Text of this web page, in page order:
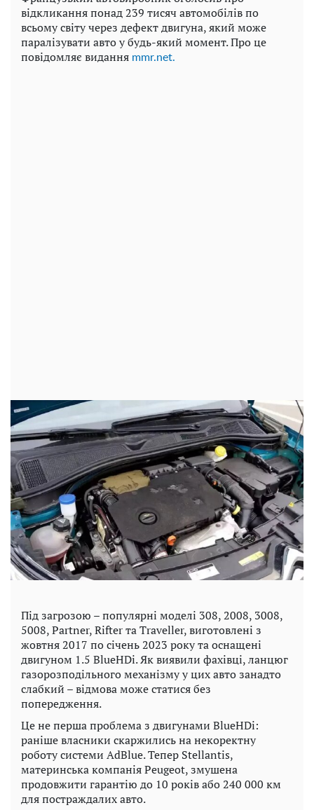
відкликання понад 239 тисяч автомобілів по
всьому світу через дефект двигуна, який може
паралізувати авто у будь-який момент. Про це
повідомляє видання mmr.net.
Під загрозою – популярні моделі 308, 2008, 3008,
5008, Partner, Rifter та Traveller, виготовлені з
жовтня 2017 по січень 2023 року та оснащені
двигуном 1.5 BlueHDi. Як виявили фахівці, ланцюг
газорозподільного механізму у цих авто занадто
слабкий – відмова може статися без
попередження.
Це не перша проблема з двигунами BlueHDi:
раніше власники скаржились на некоректну
роботу системи AdBlue. Тепер Stellantis,
материнська компанія Peugeot, змушена
продовжити гарантію до 10 років або 240 000 км
для постраждалих авто.